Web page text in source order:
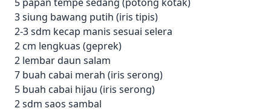
3 siung bawang putih (iris tipis)
2-3 sdm kecap manis sesuai selera
2 cm lengkuas (geprek)
2 lembar daun salam
7 buah cabai merah (iris serong)
5 buah cabai hijau (iris serong)
2 sdm saos sambal